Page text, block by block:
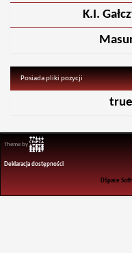
K.I.
Posiada pliki pozycji
true
Theme by
Deklaracja dostępności
DSpace